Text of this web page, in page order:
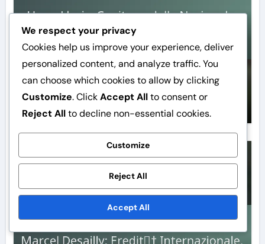
Hugo Lloris: Capitano della
Nazionale, Successo ai Mondiali,
Leadership
Julien Moreau Feb 24, 2026
Risultati Internazionali
We respect your privacy
Cookies help us improve your experience, deliver
personalized content, and analyze traffic. You
can choose which cookies to allow by clicking
Customize. ClickAccept Allto consent or
Reject Allto decline non-essential cookies.
Customize
Reject All
Accept All